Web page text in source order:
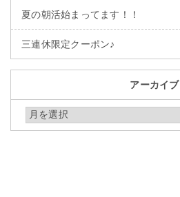
夏の朝活始まってます！！
三連休限定クーポン♪
アーカイブ
アーカイブ